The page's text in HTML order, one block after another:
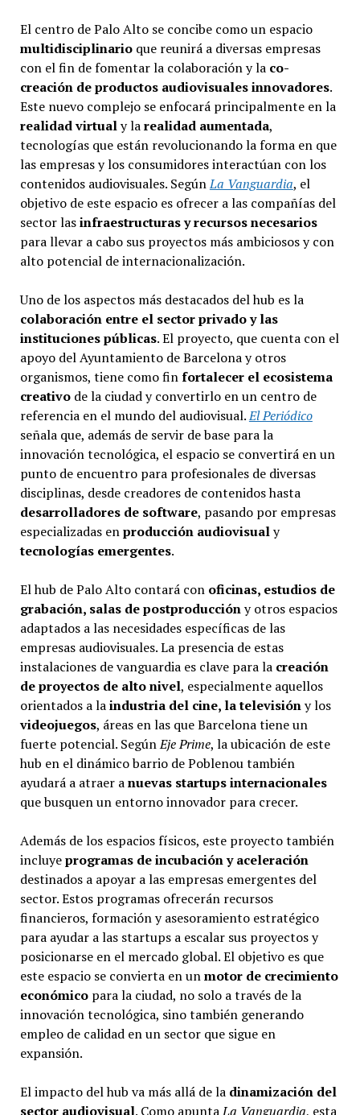
El centro de Palo Alto se concibe como un espacio
multidisciplinarioque reunirá a diversas empresas
con el fin de fomentar la colaboración y la co-
creación de productos audiovisuales innovadores.
Este nuevo complejo se enfocará principalmente en la
realidad virtualy larealidad aumentada,
tecnologías que están revolucionando la forma en que
las empresas y los consumidores interactúan con los
contenidos audiovisuales. SegúnLa Vanguardia, el
objetivo de este espacio es ofrecer a las compañías del
sector lasinfraestructuras y recursos necesarios
para llevar a cabo sus proyectos más ambiciosos y con
alto potencial de internacionalización.
Uno de los aspectos más destacados del hub es la
colaboración entre el sector privado y las
instituciones públicas. El proyecto, que cuenta con el
apoyo del Ayuntamiento de Barcelona y otros
organismos, tiene como finfortalecer el ecosistema
creativode la ciudad y convertirlo en un centro de
referencia en el mundo del audiovisual.El Periódico
señala que, además de servir de base para la
innovación tecnológica, el espacio se convertirá en un
punto de encuentro para profesionales de diversas
disciplinas, desde creadores de contenidos hasta
desarrolladores de software, pasando por empresas
especializadas enproducción audiovisualy
tecnologías emergentes.
El hub de Palo Alto contará con oficinas, estudios de
grabación, salas de postproduccióny otros espacios
adaptados a las necesidades específicas de las
empresas audiovisuales. La presencia de estas
instalaciones de vanguardia es clave para la creación
de proyectos de alto nivel, especialmente aquellos
orientados a laindustria del cine, la televisióny los
videojuegos, áreas en las que Barcelona tiene un
fuerte potencial. SegúnEje Prime, la ubicación de este
hub en el dinámico barrio de Poblenou también
ayudará a atraer anuevas startups internacionales
que busquen un entorno innovador para crecer.
Además de los espacios físicos, este proyecto también
incluyeprogramas de incubación y aceleración
destinados a apoyar a las empresas emergentes del
sector. Estos programas ofrecerán recursos
financieros, formación y asesoramiento estratégico
para ayudar a las startups a escalar sus proyectos y
posicionarse en el mercado global. El objetivo es que
este espacio se convierta en unmotor de crecimiento
económicopara la ciudad, no solo a través de la
innovación tecnológica, sino también generando
empleo de calidad en un sector que sigue en
expansión.
El impacto del hub va más allá de la dinamización del
sector audiovisual. Como apunta La Vanguardia, esta